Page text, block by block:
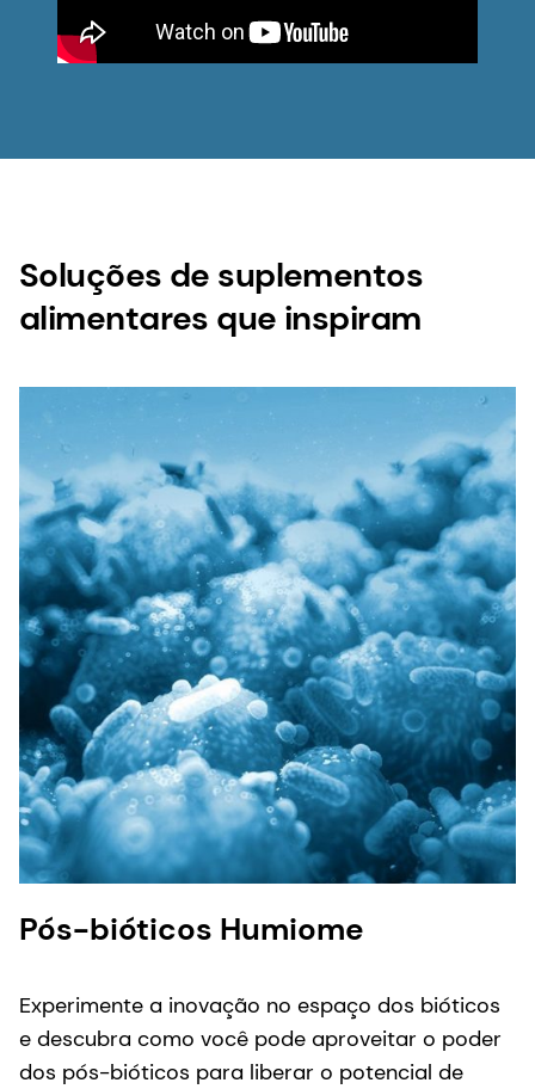
Soluções de suplementos
alimentares que inspiram
Pós-bióticos Humiome
Experimente a inovação no espaço dos bióticos
e descubra como você pode aproveitar o poder
dos pós-bióticos para liberar o potencial de